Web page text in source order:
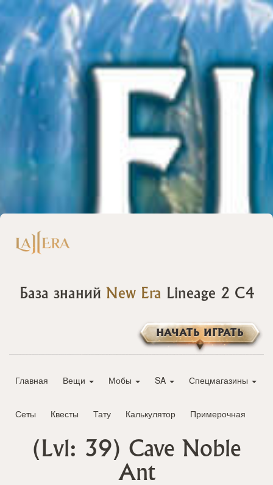
База знаний New Era Lineage 2 C4
НАЧАТЬ ИГРАТЬ
Главная Вещи Мобы SA Спецмагазины
Сеты Квесты Тату Калькулятор Примерочная
(Lvl: 39) Cave Noble
Ant